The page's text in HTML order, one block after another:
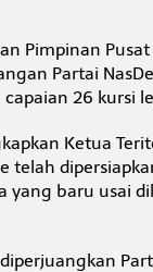
Pimpinan Pusat
Partai
26 kursi
Ketua
telah
yang baru usai